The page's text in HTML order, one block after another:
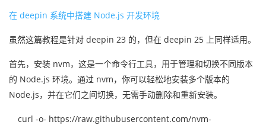
在 deepin 系统中搭建 Node.js 开发环境
虽然这篇教程是针对 deepin 23 的，但在 deepin 25 上同样适用。
首先，安装 nvm，这是一个命令行工具，用于管理和切换不同版本
的 Node.js 环境。通过 nvm，你可以轻松地安装多个版本的
Node.js，并在它们之间切换，无需手动删除和重新安装。
curl -o- https://raw.githubusercontent.com/nvm-